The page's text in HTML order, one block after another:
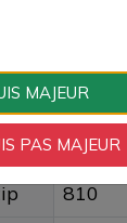
810
MAJEUR
PAS MAJEUR